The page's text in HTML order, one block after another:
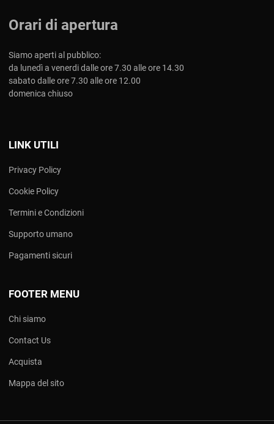
Orari di apertura
Siamo aperti al pubblico:
da lunedì a venerdi dalle ore 7.30 alle ore 14.30
sabato dalle ore 7.30 alle ore 12.00
domenica chiuso
LINK UTILI
Privacy Policy
Cookie Policy
Termini e Condizioni
Supporto umano
Pagamenti sicuri
FOOTER MENU
Chi siamo
Contact Us
Acquista
Mappa del sito